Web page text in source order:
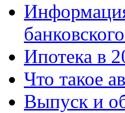
Ипотека в
Что такое
Выпуск и